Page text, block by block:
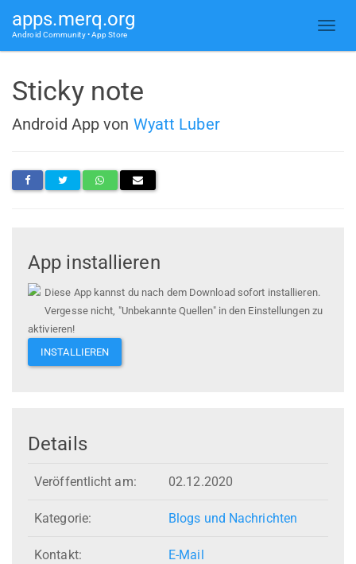
apps.merq.org
Android Community • App Store
Sticky note
Android App von Wyatt Luber
App installieren
Diese App kannst du nach dem Download sofort installieren.
Vergesse nicht, "Unbekannte Quellen" in den Einstellungen zu
aktivieren!
INSTALLIEREN
Details
Veröffentlicht am: 02.12.2020
Kategorie: Blogs und Nachrichten
Kontakt: E-Mail